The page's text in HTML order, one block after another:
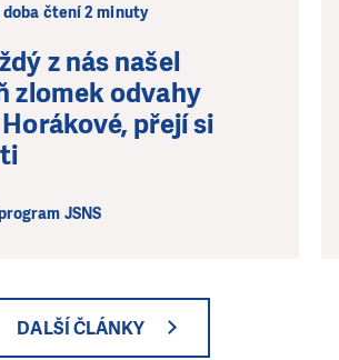
doba čtení 2 minuty
z nás našel
zlomek odvahy
přejí si
JSNS
DALŠÍ ČLÁNKY